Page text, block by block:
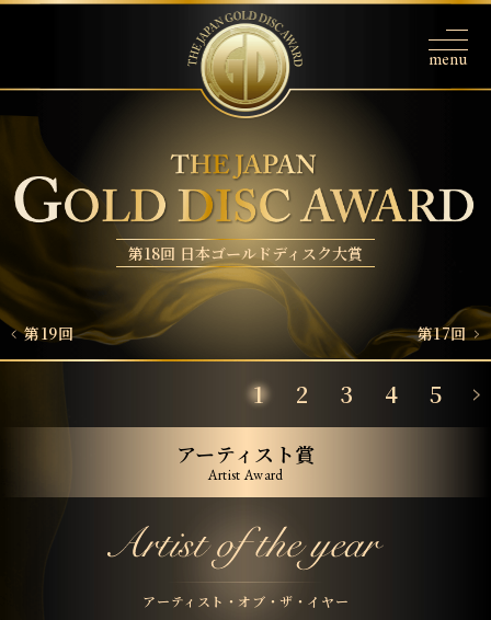
第18回 日本ゴールドディスク大賞
第19回 第17回
1 2 3 4 5
アーティスト賞
Artist Award
アーティスト・オブ・ザ・イヤー